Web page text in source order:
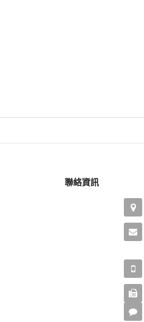
聯絡資訊